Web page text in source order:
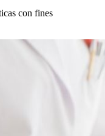
con fines